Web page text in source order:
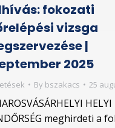
fokozati
vizsga
|
2025
By bszakacs 25
HELYI
meghirdeti a